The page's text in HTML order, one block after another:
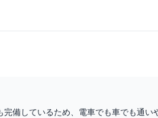
備しているため、電車でも車でも通い